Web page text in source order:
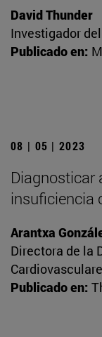
David Thunder
Investigador
Publicado en:
08 | 05 | 2023
Diagnosticar
insuficiencia
Arantxa
Directora de la
Publicado en: